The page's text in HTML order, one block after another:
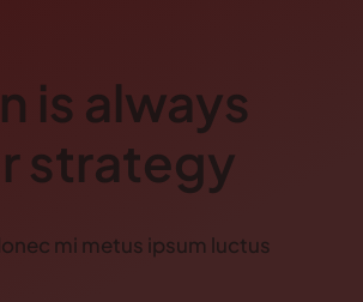
is always
strategy
mi metus ipsum luctus